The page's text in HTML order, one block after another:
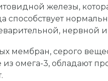
железы,
способствует
нервной
мембран, серого
из омега-3, обладают